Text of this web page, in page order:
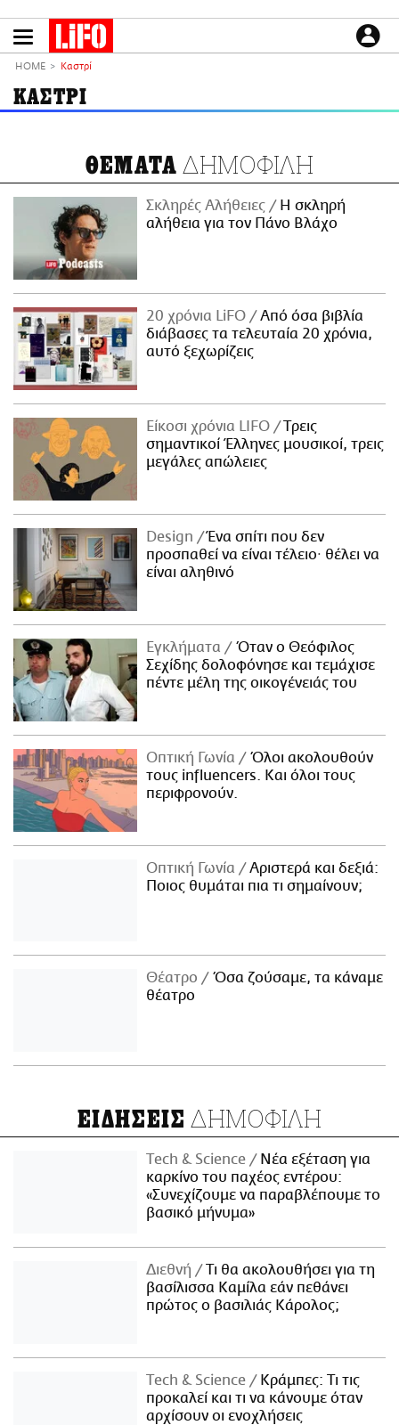
το
LIFO SHOP
NEWSLETTER
ΜΙΚΡΟΠΡΑΓΜΑΤΑ
THE GOOD LIFO
LIFOLAND
CITY GUIDE
ΑΜΠΑ
PRINT
ΕΙΔΗΣΕΙΣ
CULTURE
PODCASTS
Plus
HOME Καστρί
ΚΑΣΤΡΙ
ΘΕΜΑΤΑ ΔΗΜΟΦΙΛΗ
Σκληρές Αλήθειες
H σκληρή
αλήθεια για τον Πάνο Βλάχο
20 χρόνια LiFO
Από όσα βιβλία
διάβασες τα τελευταία 20 χρόνια,
αυτό ξεχωρίζεις
Είκοσι χρόνια LIFO
Tρεις
σημαντικοί Έλληνες μουσικοί, τρεις
μεγάλες απώλειες
Design
Ένα σπίτι που δεν
προσπαθεί να είναι τέλειο· θέλει να
είναι αληθινό
Εγκλήματα
Όταν ο Θεόφιλος
Σεχίδης δολοφόνησε και τεμάχισε
πέντε μέλη της οικογένειάς του
Οπτική Γωνία
Όλοι ακολουθούν
τους influencers. Και όλοι τους
περιφρονούν.
Οπτική Γωνία
Αριστερά και δεξιά:
Ποιος θυμάται πια τι σημαίνουν;
Θέατρο
Όσα ζούσαμε, τα κάναμε
θέατρο
ΕΙΔΗΣΕΙΣ ΔΗΜΟΦΙΛΗ
Τech & Science
Νέα εξέταση για
καρκίνο του παχέος εντέρου:
«Συνεχίζουμε να παραβλέπουμε το
βασικό μήνυμα»
Διεθνή
Τι θα ακολουθήσει για τη
βασίλισσα Καμίλα εάν πεθάνει
πρώτος ο βασιλιάς Κάρολος;
Τech & Science
Κράμπες: Τι τις
προκαλεί και τι να κάνουμε όταν
αρχίσουν οι ενοχλήσεις